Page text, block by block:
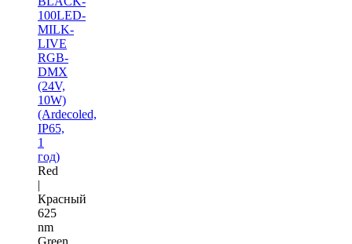
100LED-
MILK-
LIVE
RGB-
DMX
(24V,
10W)
(Ardecoled,
IP65,
1
год)
Red
|
Красный
625
nm